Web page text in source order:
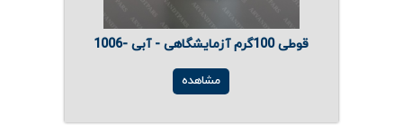
قوطی 100گرم آزمایشگاهی - آبی -1006
مشاهده